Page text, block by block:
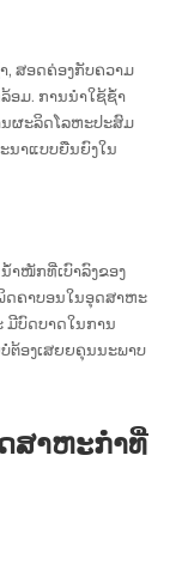
, ສອດຄ່ອງກັບຄວາມ
ອມ. ການນຳໃຊ້ຊ້ຳ
ຜະລິດໂລຫະປະສົມ
າແບບຍືນຍົງໃນ
ຳໜັກທີ່ເບົາລົງຂອງ
ດຄາບອນໃນອຸດສາຫະ
ມີບົດບາດໃນການ
ຕ້ອງເສຍຍຄຸນນະພາບ
ສາຫະກຳທີ່